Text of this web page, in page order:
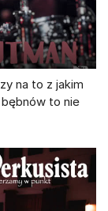
na to z jakim
to nie